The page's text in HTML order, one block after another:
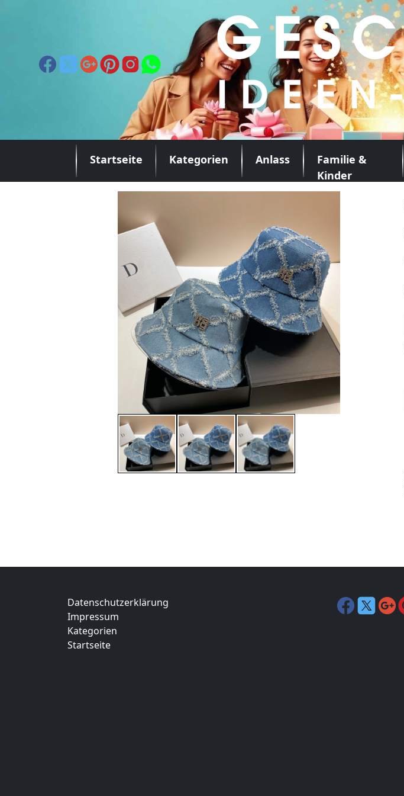
Startseite Kategorien Anlass
Familie &
Kinder
Datenschutzerklärung
Impressum
Kategorien
Startseite